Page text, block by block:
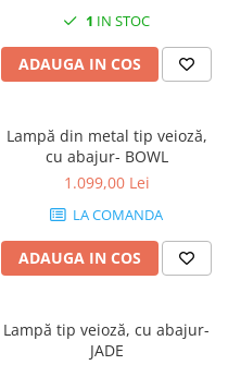
1 IN STOC
ADAUGA IN COS
Lampă din metal tip veioză,
cu abajur- BOWL
1.099,00 Lei
LA COMANDA
ADAUGA IN COS
Lampă tip veioză, cu abajur-
JADE